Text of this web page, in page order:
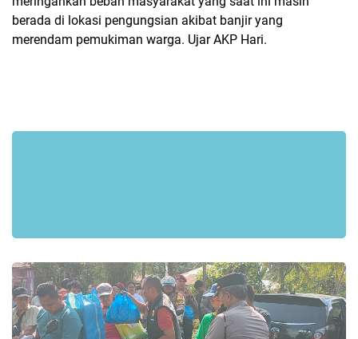
berada di lokasi pengungsian akibat banjir yang
merendam pemukiman warga. Ujar AKP Hari.